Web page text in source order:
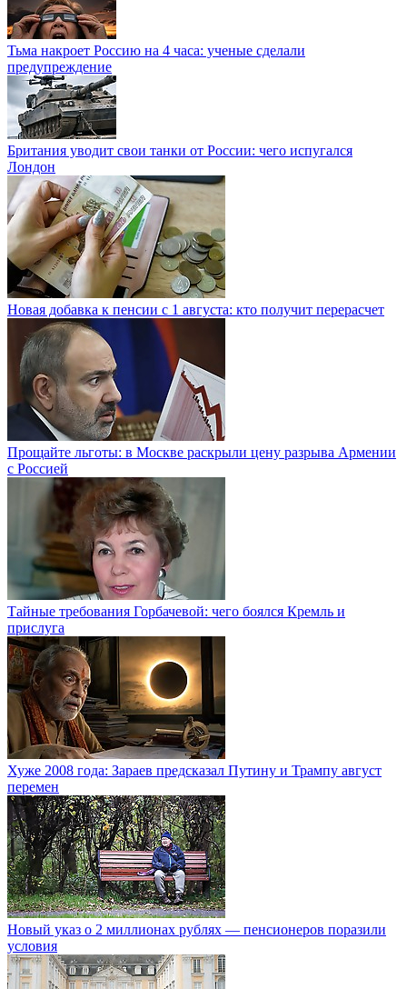
Тьма накроет Россию на 4 часа: ученые сделали
предупреждение
Британия уводит свои танки от России: чего испугался
Лондон
Новая добавка к пенсии с 1 августа: кто получит перерасчет
Прощайте льготы: в Москве раскрыли цену разрыва Армении
с Россией
Тайные требования Горбачевой: чего боялся Кремль и
прислуга
Хуже 2008 года: Зараев предсказал Путину и Трампу август
перемен
Новый указ о 2 миллионах рублях — пенсионеров поразили
условия